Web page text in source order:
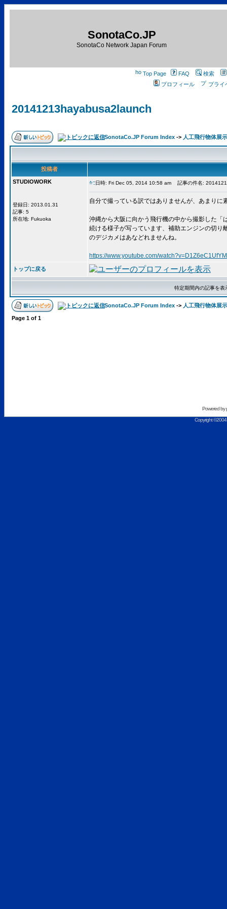
SonotaCo.JP
SonotaCo Network Japan Forum
Top Page FAQ
検索
プロフィール
プライ
20141213hayabusa2launch
SonotaCo.JP Forum Index -> 人工飛行物体展
投稿者
STUDIOWORK
登録日: 2013.01.31
記事: 5
所在地: Fukuoka
日時: Fri Dec 05, 2014 10:58 am 記事の件名:
自分で撮っている訳ではありませんが、あまりに
沖縄から大阪に向かう飛行機の中から撮影した
続ける様子が写っています、補助エンジンの切
のデジカメはあなどれませんね。
https://www.youtube.com/watch?v=D1Z6eC1UfYM
トップに戻る
特定期間内の記事を
SonotaCo.JP Forum Index -> 人工飛行物体展
Page 1 of 1
Powered by
Copyright ©2004